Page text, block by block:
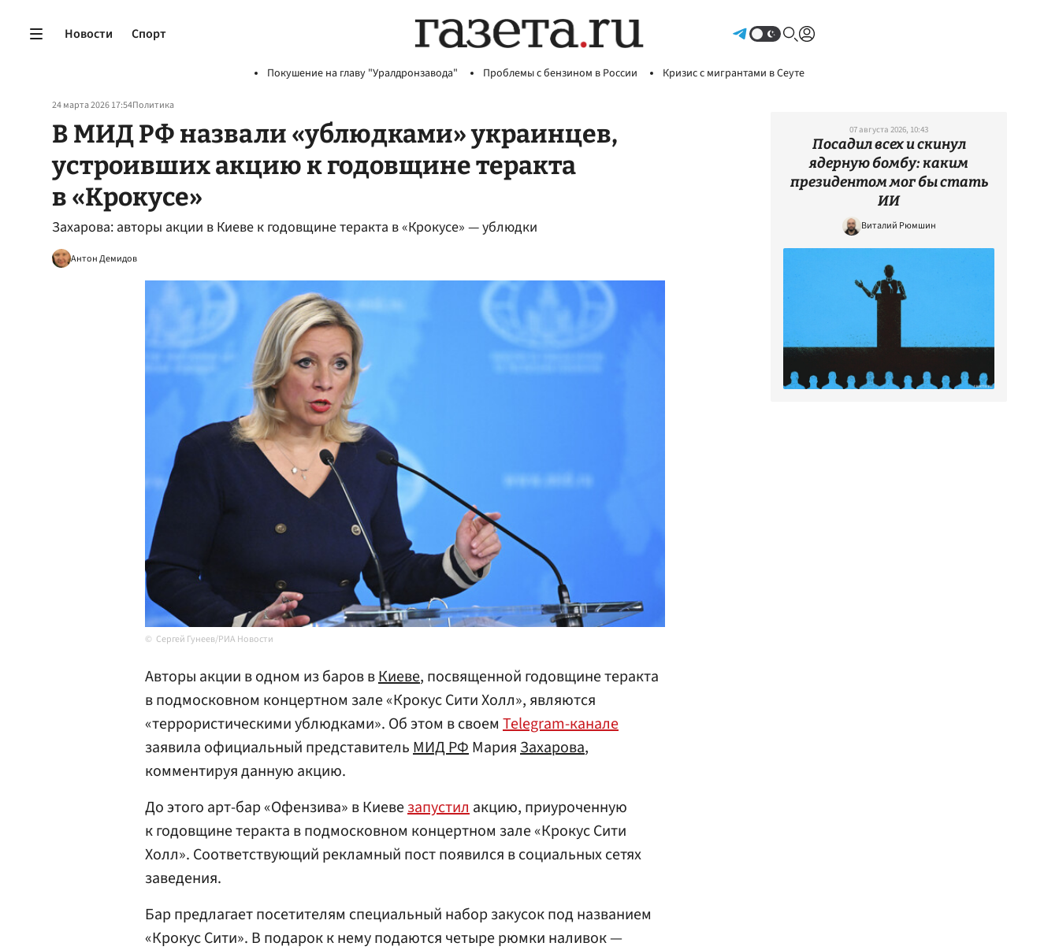
Новости Спорт
Покушение на главу "Уралдронзавода" Проблемы с бензином в России Кризис с мигрантами в Сеуте
24 марта 2026 17:54Политика
В МИД РФ назвали «ублюдками» украинцев,
устроивших акцию к годовщине теракта
в «Крокусе»
Захарова: авторы акции в Киеве к годовщине теракта в «Крокусе» — ублюдки
Антон Демидов
Сергей Гунеев/РИА Новости
Авторы акции в одном из баров вКиеве, посвященной годовщине теракта
в подмосковном концертном зале «Крокус Сити Холл», являются
«террористическими ублюдками». Об этом в своем Telegram-канале
заявила официальный представительМИД РФМарияЗахарова,
комментируя данную акцию.
До этого арт-бар «Офензива» в Киевезапустилакцию, приуроченную
к годовщине теракта в подмосковном концертном зале «Крокус Сити
Холл». Соответствующий рекламный пост появился в социальных сетях
заведения.
Бар предлагает посетителям специальный набор закусок под названием
«Крокус Сити». В подарок к нему подаются четыре рюмки наливок —
07 августа 2026, 10:43
Посадил всех и скинул
ядерную бомбу: каким
президентом мог бы стать
ИИ
Виталий Рюмшин